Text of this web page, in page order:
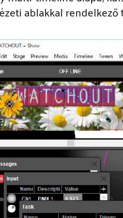
ablakkal